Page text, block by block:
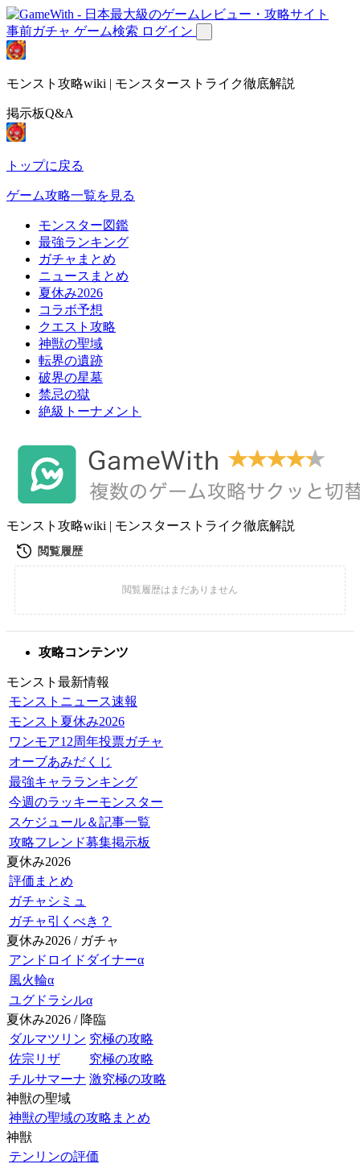
事前ガチャ ゲーム検索 ログイン
モンスト攻略wiki | モンスターストライク徹底解説
掲示板Q&A
トップに戻る
ゲーム攻略一覧を見る
モンスター図鑑
最強ランキング
ガチャまとめ
ニュースまとめ
夏休み2026
コラボ予想
クエスト攻略
神獣の聖域
転界の遺跡
破界の星墓
禁忌の獄
絶級トーナメント
モンスト攻略wiki | モンスターストライク徹底解説
攻略コンテンツ
モンスト最新情報
モンストニュース速報
モンスト夏休み2026
ワンモア12周年投票ガチャ
オーブあみだくじ
最強キャラランキング
今週のラッキーモンスター
スケジュール＆記事一覧
攻略フレンド募集掲示板
夏休み2026
評価まとめ
ガチャシミュ
ガチャ引くべき？
夏休み2026 / ガチャ
アンドロイドダイナーα
風火輪α
ユグドラシルα
夏休み2026 / 降臨
ダルマツリン 究極の攻略
佐宗リザ
究極の攻略
チルサマーナ 激究極の攻略
神獣の聖域
神獣の聖域の攻略まとめ
神獣
テンリンの評価